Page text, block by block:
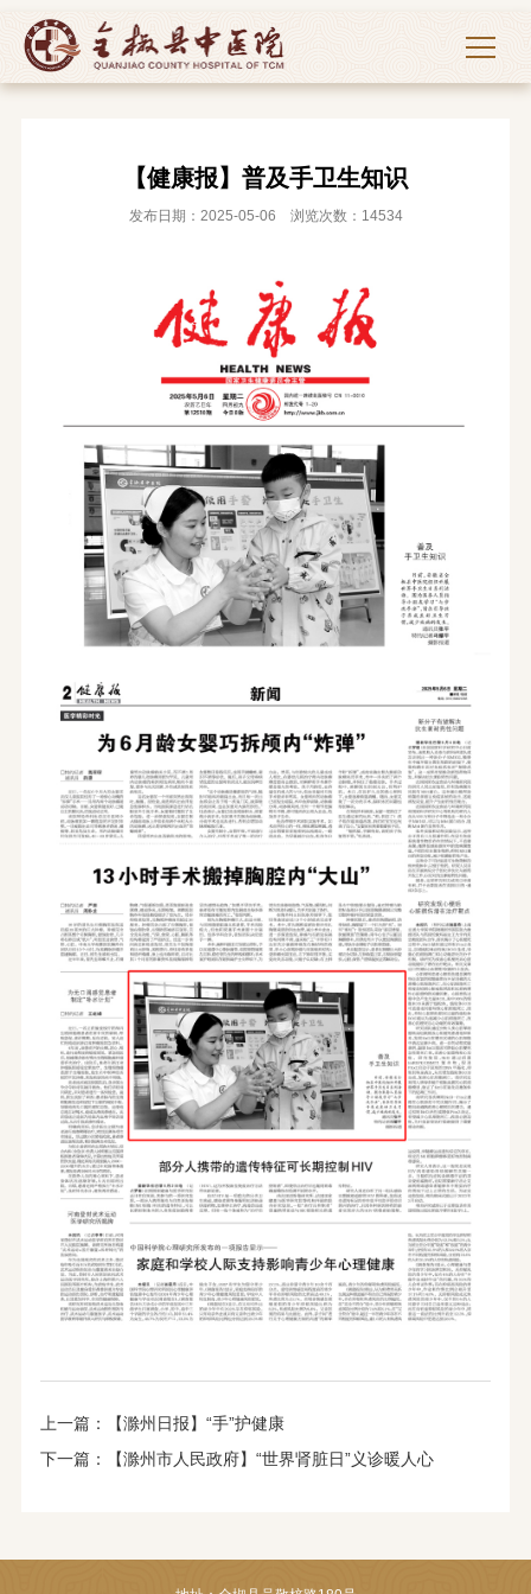
【健康报】普及手卫生知识
发布日期：2025-05-06 浏览次数：14534
上一篇：
【滁州日报】“手”护健康
下一篇：
【滁州市人民政府】“世界肾脏日”义诊暖人心